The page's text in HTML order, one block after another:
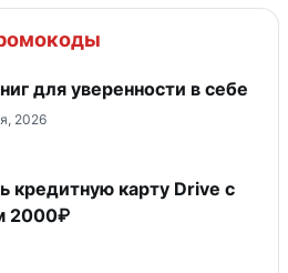
для уверенности в себе
2026
кредитную карту Drive с
2000₽